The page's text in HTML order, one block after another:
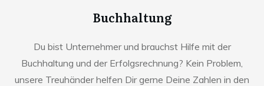
Buchhaltung
Du bist Unternehmer und brauchst Hilfe mit der
Buchhaltung und der Erfolgsrechnung? Kein Problem,
unsere Treuhänder helfen Dir gerne Deine Zahlen in den